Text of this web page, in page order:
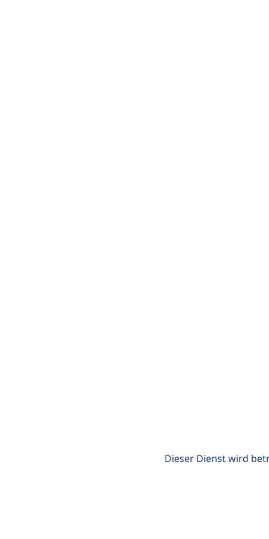
Dieser Dienst wird